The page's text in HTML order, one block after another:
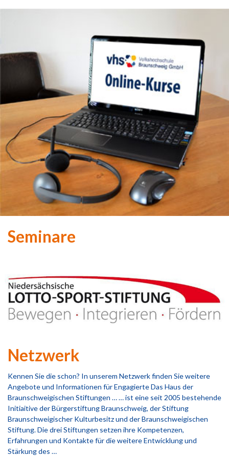
Seminare
Netzwerk
Kennen Sie die schon? In unserem Netzwerk finden Sie weitere
Angebote und Informationen für Engagierte Das Haus der
Braunschweigischen Stiftungen … … ist eine seit 2005 bestehende
Initiaitive der Bürgerstiftung Braunschweig, der Stiftung
Braunschweigischer Kulturbesitz und der Braunschweigischen
Stiftung. Die drei Stiftungen setzen ihre Kompetenzen,
Erfahrungen und Kontakte für die weitere Entwicklung und
Stärkung des …